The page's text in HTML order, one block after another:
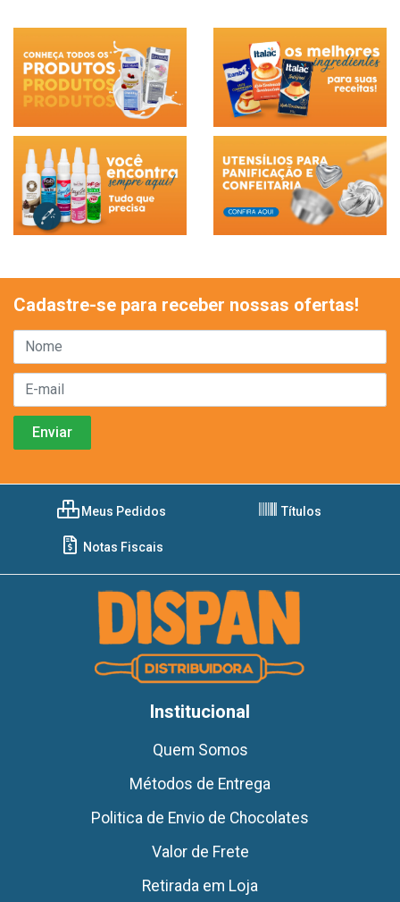
Cadastre-se para receber nossas ofertas!
Meus Pedidos Títulos
Notas Fiscais
Institucional
Quem Somos
Métodos de Entrega
Politica de Envio de Chocolates
Valor de Frete
Retirada em Loja